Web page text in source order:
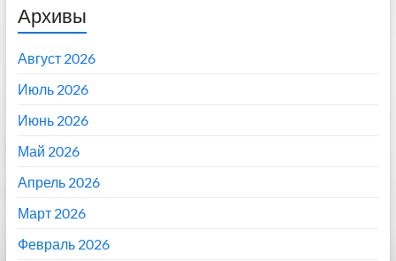
Архивы
Август 2026
Июль 2026
Июнь 2026
Май 2026
Апрель 2026
Март 2026
Февраль 2026